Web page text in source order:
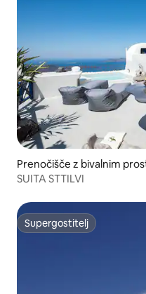
Prenočišče z bivalnim
α
SUITA STTILVI
Supergostitelj
Supergostitelj